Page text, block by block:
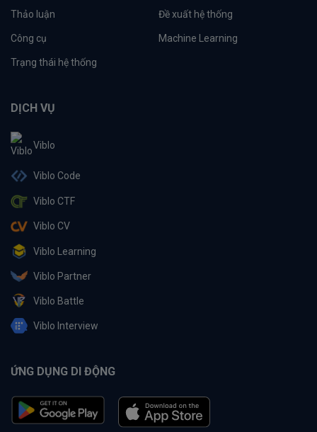
Thảo luận Đề xuất hệ thống
Công cụ Machine Learning
Trạng thái hệ thống
DỊCH VỤ
Viblo
Viblo Code
Viblo CTF
Viblo CV
Viblo Learning
Viblo Partner
Viblo Battle
Viblo Interview
ỨNG DỤNG DI ĐỘNG